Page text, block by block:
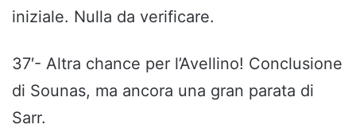
iniziale. Nulla da verificare.
37′- Altra chance per l’Avellino! Conclusione
di Sounas, ma ancora una gran parata di
Sarr.